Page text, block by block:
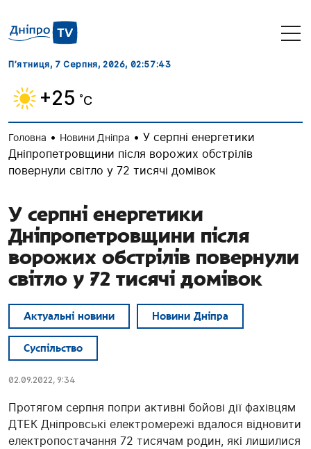
П’ятниця, 7 Серпня, 2026, 02:57:43
+25 ˚C
Головна • Новини Дніпра • У серпні енергетики
Дніпропетровщини після ворожих обстрілів
повернули світло у 72 тисячі домівок
У серпні енергетики
Дніпропетровщини після
ворожих обстрілів повернули
світло у 72 тисячі домівок
Актуальні новини Новини Дніпра
Суспільство
02.09.2022, 9:34
Протягом серпня попри активні бойові дії фахівцям
ДТЕК Дніпровські електромережі вдалося відновити
електропостачання 72 тисячам родин, які лишилися